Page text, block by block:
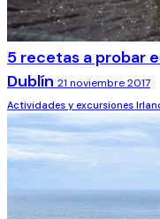
5 recetas a probar
Dublín 21 noviembre 2017
Actividades y excursiones